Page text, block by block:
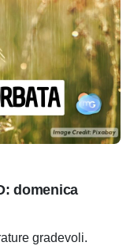
domenica
gradevoli.